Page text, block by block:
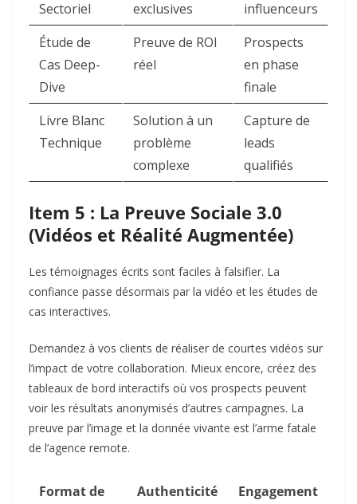
Sectoriel
exclusives
influenceurs
Étude de
Cas Deep-
Dive
Preuve de ROI
réel
Prospects
en phase
finale
Livre Blanc
Technique
Solution à un
problème
complexe
Capture de
leads
qualifiés
Item 5 : La Preuve Sociale 3.0
(Vidéos et Réalité Augmentée)
Les témoignages écrits sont faciles à falsifier. La
confiance passe désormais par la vidéo et les études de
cas interactives.
Demandez à vos clients de réaliser de courtes vidéos sur
l’impact de votre collaboration. Mieux encore, créez des
tableaux de bord interactifs où vos prospects peuvent
voir les résultats anonymisés d’autres campagnes. La
preuve par l’image et la donnée vivante est l’arme fatale
de l’agence remote.
Format de
Authenticité Engagement